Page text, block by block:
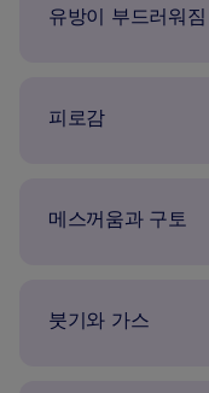
유방이 부드러워짐
피로감
메스꺼움과 구토
붓기와 가스